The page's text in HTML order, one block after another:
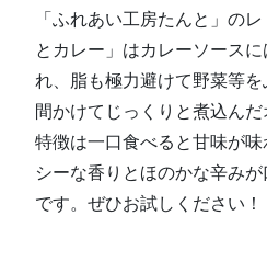
「ふれあい工房たんと」の
とカレー」はカレーソース
れ、脂も極力避けて野菜等
間かけてじっくりと煮込んだ
特徴は一口食べると甘味が
シーな香りとほのかな辛み
です。ぜひお試しください！